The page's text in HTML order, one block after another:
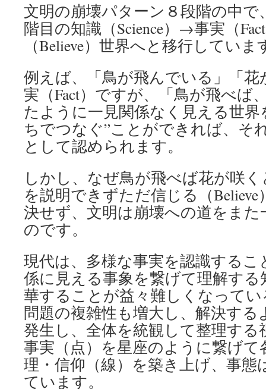
文明の崩壊パターン８段階の中で
階目の知識（Science）→事実（
（Believe） 世界へと移行していま
例えば、「鳥が飛んでいる」「
実（Fact）ですが、「鳥が飛べば
たように一見関係なく見える世界
ちでつなぐ”ことができれば、そ
として認められます。
しかし、なぜ鳥が飛べば花が咲
を説明できずただ信じる（Believe
決せず、 文明は崩壊への道をま
のです。
現代は、多様な事実を認識するこ
係に見える事象を繋げて理解する
華することが益々難しくなって
問題の複雑性も増大し、解決す
発生し、 全体を統観して整理す
事実（点） を星座のように繋げて
理・信仰（線） を築き上げ、事態
ています。